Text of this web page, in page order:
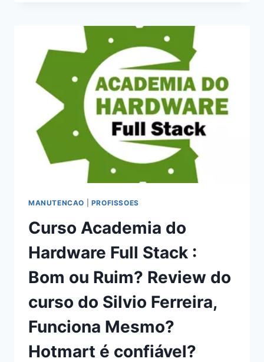
TRIBUNAL
DO
BOM
RUIM?
REVIEW
CURSO
DENIS
SAMPAIO,
MESMO?
É
CONFIÁVEL?
MANUTENCAO PROFISSOES
Curso Academia do
Hardware Full Stack :
Bom ou Ruim? Review do
curso do Silvio Ferreira,
Funciona Mesmo?
Hotmart é confiável?